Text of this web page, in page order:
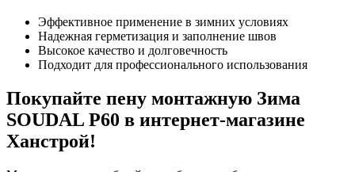
Эффективное применение в зимних условиях
Надежная герметизация и заполнение швов
Высокое качество и долговечность
Подходит для профессионального использования
Покупайте пену монтажную Зима
SOUDAL P60 в интернет-магазине
Ханстрой!